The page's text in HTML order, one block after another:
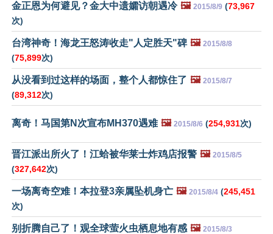
金正恩为何避见？金大中遗孀访朝遇冷 🖼️ 2015/8/9 (73,967
次)
台湾神奇！海龙王怒涛收走"人定胜天"碑 🖼️ 2015/8/8
(75,899次)
从没看到过这样的场面，整个人都惊住了 🖼️ 2015/8/7
(89,312次)
离奇！马国第N次宣布MH370遇难 🖼️ 2015/8/6 (254,931次)
晋江派出所火了！江蛤被华莱士炸鸡店报警 🖼️ 2015/8/5
(327,642次)
一场离奇空难！本拉登3亲属坠机身亡 🖼️ 2015/8/4 (245,451
次)
别折腾自己了！观全球萤火虫栖息地有感 🖼️ 2015/8/3